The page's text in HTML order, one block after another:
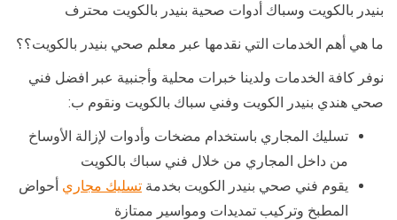
بنيدر بالكويت وسباك أدوات صحية بنيدر بالكويت محترف
ما هي أهم الخدمات التي نقدمها عبر معلم صحي بنيدر بالكويت؟؟
نوفر كافة الخدمات ولدينا خبرات محلية وأجنبية عبر افضل فني
صحي هندي بنيدر الكويت وفني سباك بالكويت ونقوم ب:
تسليك المجاري باستخدام مضخات وأدوات لإزالة الأوساخ
من داخل المجاري من خلال فني سباك بالكويت
يقوم فني صحي بنيدر الكويت بخدمة تسليك مجاري أحواض
المطبخ وتركيب تمديدات ومواسير ممتازة